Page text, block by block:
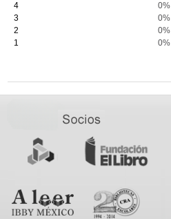
4
0%
3
0%
2
0%
1
0%